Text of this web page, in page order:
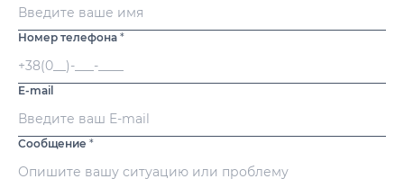
Номер телефона *
E-mail
Сообщение *